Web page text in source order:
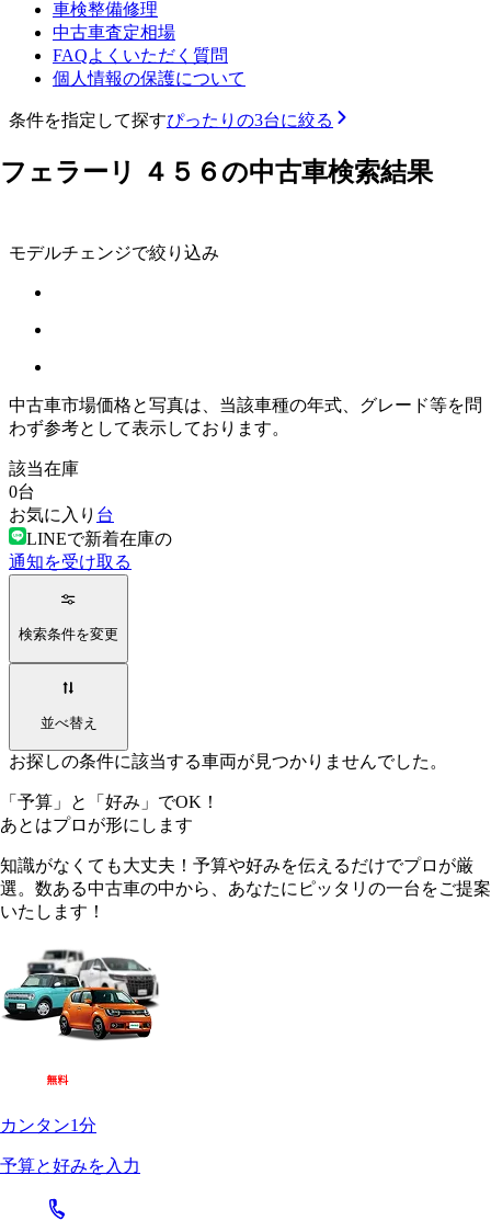
車検整備修理
中古車査定相場
FAQよくいただく質問
個人情報の保護について
条件を指定して探すぴったりの3台に絞る
フェラーリ ４５６の中古車検索結果
モデルチェンジで絞り込み
中古車市場価格と写真は、当該車種の年式、グレード等を問
わず参考として表示しております。
該当在庫
0台
お気に入り 台
LINEで新着在庫の
通知を受け取る
検索条件を変更
並べ替え
お探しの条件に該当する車両が見つかりませんでした。
「予算」 と 「好み」 でOK！
あとはプロ が形にします
知識がなくても大丈夫！予算や好みを伝えるだけでプロが厳
選。数ある中古車の中から、あなたにピッタリの一台をご提案
いたします！
カンタン1分
予算と好みを入力